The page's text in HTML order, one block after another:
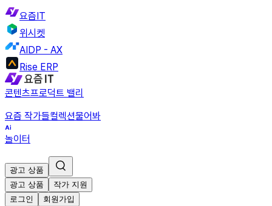
요즘IT
위시켓
AIDP - AX
Rise ERP
콘텐츠프로덕트 밸리
요즘 작가들컬렉션물어봐
놀이터
광고 상품
광고 상품
작가 지원
로그인
회원가입